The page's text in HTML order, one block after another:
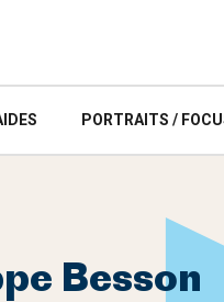
PORTRAITS /
Besson